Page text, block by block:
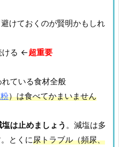
けておくのが賢明かもしれ
ける ←超重要
ている食材全般
）は食べてかまいません
塩は止めましょう。減塩は多
とくに尿トラブル（頻尿、